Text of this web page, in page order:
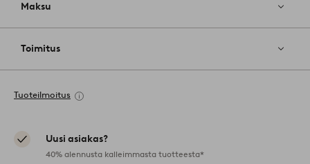
Maksu
Toimitus
Tuoteilmoitus
Uusi asiakas?
40% alennusta kalleimmasta tuotteesta*